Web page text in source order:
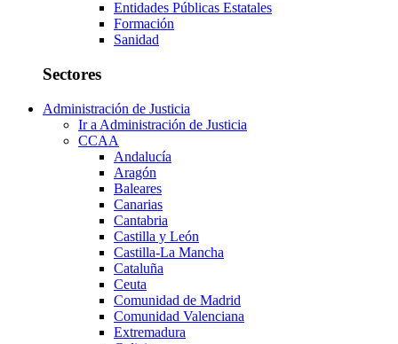
Entidades Públicas Estatales
Formación
Sanidad
Sectores
Administración de Justicia
Ir a Administración de Justicia
CCAA
Andalucía
Aragón
Baleares
Canarias
Cantabria
Castilla y León
Castilla-La Mancha
Cataluña
Ceuta
Comunidad de Madrid
Comunidad Valenciana
Extremadura